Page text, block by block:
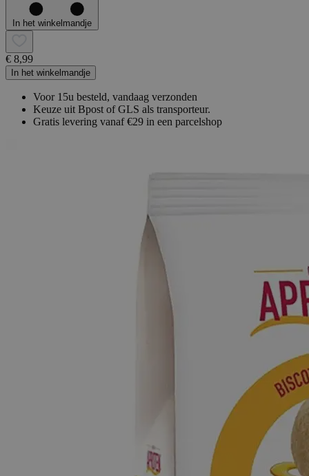
In het winkelmandje
€ 8,99
In het winkelmandje
Voor 15u besteld, vandaag verzonden
Keuze uit Bpost of GLS als transporteur.
Gratis levering vanaf €29 in een parcelshop